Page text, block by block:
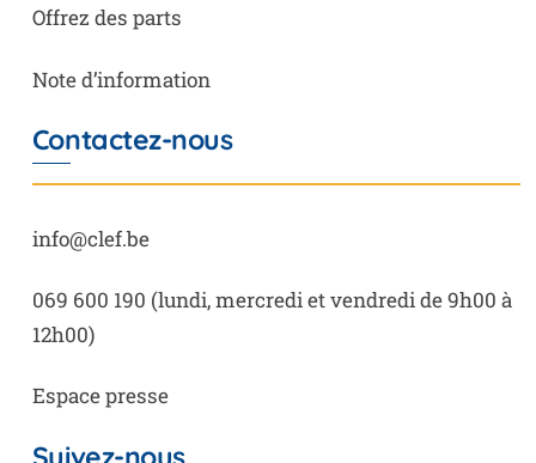
Offrez des parts
Note d’information
Contactez-nous
info@clef.be
069 600 190 (lundi, mercredi et vendredi de 9h00 à
12h00)
Espace presse
Suivez-nous